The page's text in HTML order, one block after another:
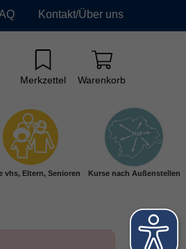
Kontakt/Über uns
Merkzettel Warenkorb
vhs, Eltern, Senioren Kurse nach Außenstellen